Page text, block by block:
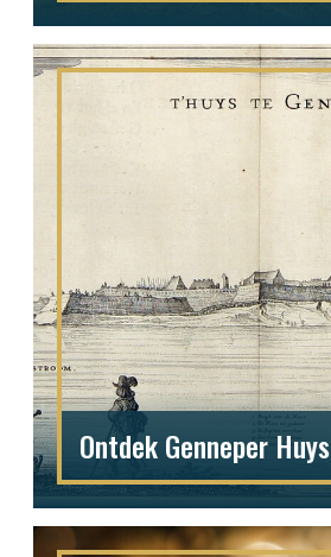
Ontdek Genneper Huys